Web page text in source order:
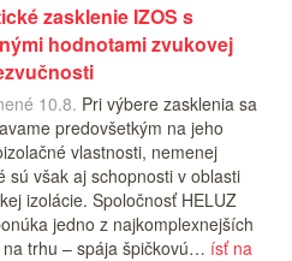
zasklenie IZOS s
hodnotami zvukovej
10.8. Pri výbere zasklenia sa
predovšetkým na jeho
vlastnosti, nemenej
sú však aj schopnosti v oblasti
izolácie. Spoločnosť HELUZ
jedno z najkomplexnejších
trhu – spája špičkovú… ísť na